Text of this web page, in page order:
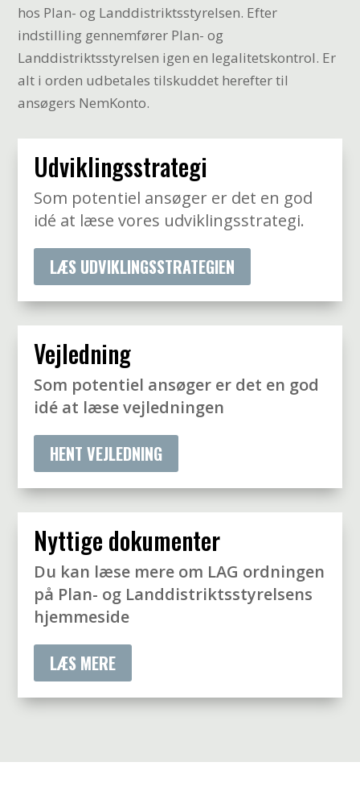
hos Plan- og Landdistriktsstyrelsen. Efter
indstilling gennemfører Plan- og
Landdistriktsstyrelsen igen en legalitetskontrol. Er
alt i orden udbetales tilskuddet herefter til
ansøgers NemKonto.
Udviklingsstrategi
Som potentiel ansøger er det en god
idé at læse vores udviklingsstrategi.
LÆS UDVIKLINGSSTRATEGIEN
Vejledning
Som potentiel ansøger er det en god
idé at læse vejledningen
HENT VEJLEDNING
Nyttige dokumenter
Du kan læse mere om LAG ordningen
på Plan- og Landdistriktsstyrelsens
hjemmeside
LÆS MERE